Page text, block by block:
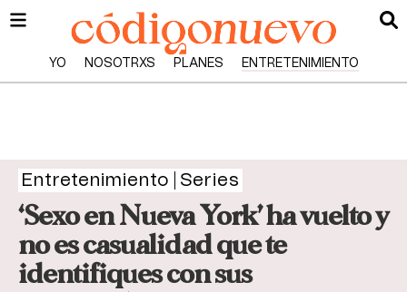
YO NOSOTRXS PLANES ENTRETENIMIENTO
Entretenimiento Series
‘Sexo en Nueva York’ ha vuelto y
no es casualidad que te
identifiques con sus